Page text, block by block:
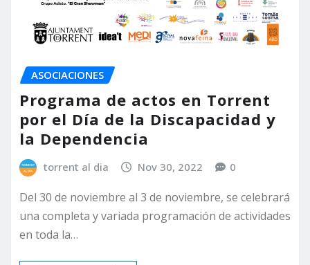
ASOCIACIONES
Programa de actos en Torrent
por el Día de la Discapacidad y
la Dependencia
torrent al dia Nov 30, 2022 0
Del 30 de noviembre al 3 de noviembre, se celebrará
una completa y variada programación de actividades
en toda la…